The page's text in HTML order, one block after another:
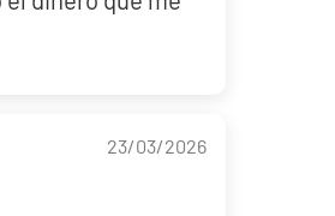
23/03/2026